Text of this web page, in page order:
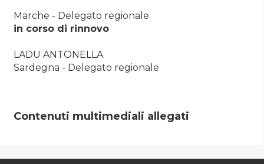
Marche - Delegato regionale
in corso di rinnovo
LADU ANTONELLA
Sardegna - Delegato regionale
Contenuti multimediali allegati